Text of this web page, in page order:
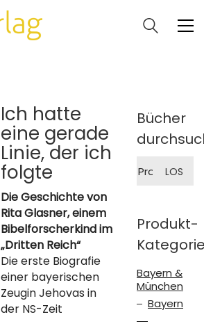
Ich hatte
eine gerade
Linie, der ich
folgte
Die Geschichte von
Rita Glasner, einem
Bibelforscherkind im
„Dritten Reich“
Die erste Biografie
einer bayerischen
Zeugin Jehovas in
der NS-Zeit
Bücher
nach:
LOS
Produkt-
Bayern &
München
Bayern